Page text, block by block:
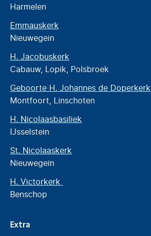
Harmelen
Emmauskerk
Nieuwegein
H. Jacobuskerk
Cabauw, Lopik, Polsbroek
Geboorte H. Johannes de Doperkerk
Montfoort, Linschoten
H. Nicolaasbasiliek
IJsselstein
St. Nicolaaskerk
Nieuwegein
H. Victorkerk
Benschop
Extra